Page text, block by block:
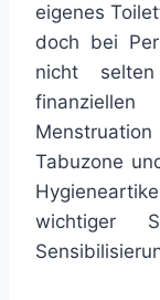
eigenes
doch bei
nicht
Tabuzone
wichtiger